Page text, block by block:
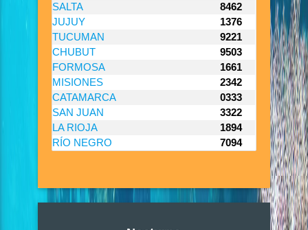
SALTA
8462
JUJUY
1376
TUCUMAN
9221
CHUBUT
9503
FORMOSA
1661
MISIONES
2342
CATAMARCA
0333
SAN JUAN
3322
LA RIOJA
1894
RÍO NEGRO
7094